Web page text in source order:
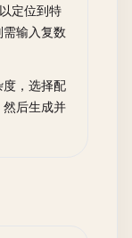
定位到特
输入复数
，选择配
后生成并